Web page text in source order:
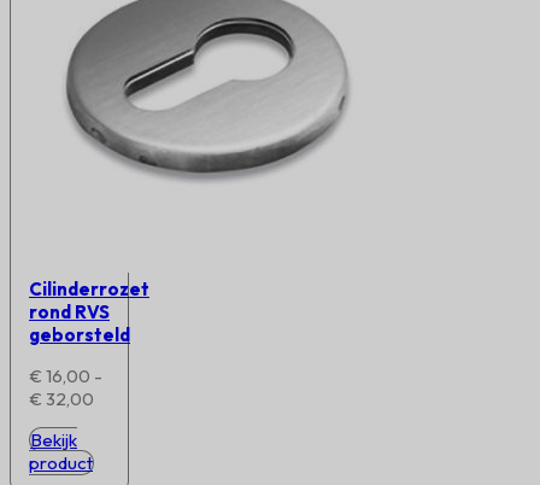
Cilinderrozet
rond RVS
geborsteld
€ 16,00 -
€ 32,00
€ 32,00
Bekijk
product